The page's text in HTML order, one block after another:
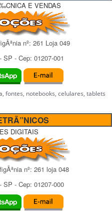
E VENDAS
nº: 261 Loja 049
SP - Cep: 01207-001
fontes, notebooks, celulares, tablets
DIGITAIS
nº: 261 loja 048
SP - Cep: 01207-000